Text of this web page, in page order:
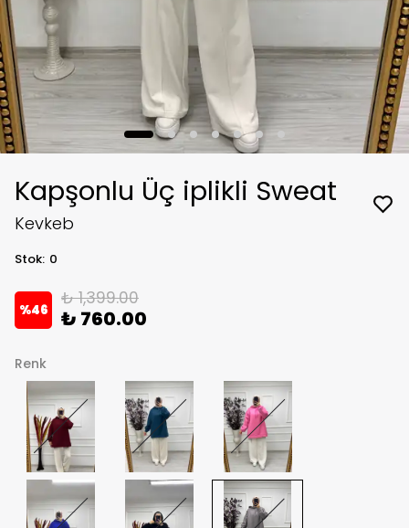
Kapşonlu Üç iplikli Sweat
Kevkeb
Stok: 0
%46
₺ 1,399.00
₺ 760.00
Renk